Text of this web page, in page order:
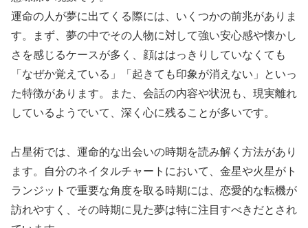
運命の人が夢に出てくる際には、いくつかの前兆がありま
す。まず、夢の中でその人物に対して強い安心感や懐かし
さを感じるケースが多く、顔ははっきりしていなくても
「なぜか覚えている」「起きても印象が消えない」といっ
た特徴があります。また、会話の内容や状況も、現実離れ
しているようでいて、深く心に残ることが多いです。
占星術では、運命的な出会いの時期を読み解く方法があり
ます。自分のネイタルチャートにおいて、金星や火星がト
ランジットで重要な角度を取る時期には、恋愛的な転機が
訪れやすく、その時期に見た夢は特に注目すべきだとされ